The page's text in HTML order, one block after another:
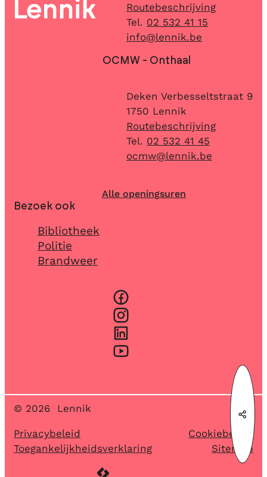
Routebeschrijving
02 532 41 15
E-mailinfo@lennik.be
OCMW - Onthaal
AdresDeken Verbesseltstraat 9
,1750 Lennik
Routebeschrijving
02 532 41 45
E-mailocmw@lennik.be
Alle openingsuren
Bezoek ook
Bibliotheek
Politie
Brandweer
© 2026 Lennik
Privacybeleid
Cookiebeleid
Toegankelijkheidsverklaring
Sitemap